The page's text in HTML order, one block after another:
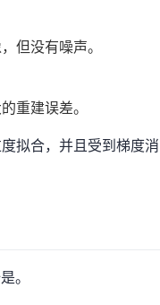
但没有噪声。
重建误差。
拟合，并且受到梯度消
。